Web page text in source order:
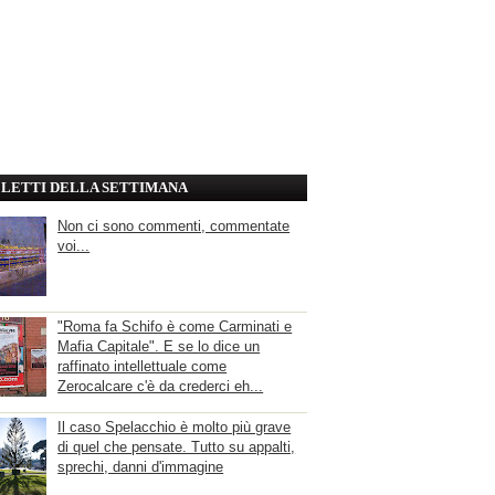
DELLA SETTIMANA
Non ci sono commenti, commentate
voi...
"Roma fa Schifo è come Carminati e
Mafia Capitale". E se lo dice un
raffinato intellettuale come
Zerocalcare c'è da crederci eh...
Il caso Spelacchio è molto più grave
di quel che pensate. Tutto su appalti,
sprechi, danni d'immagine